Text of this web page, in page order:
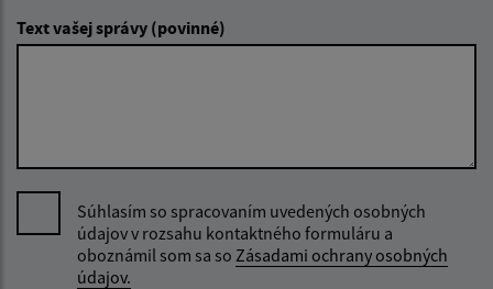
Text vašej správy (povinné)
Súhlasím so spracovaním uvedených osobných
údajov v rozsahu kontaktného formuláru a
oboznámil som sa so Zásadami ochrany osobných
údajov.